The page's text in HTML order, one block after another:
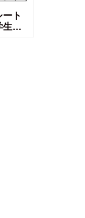
ト
生・